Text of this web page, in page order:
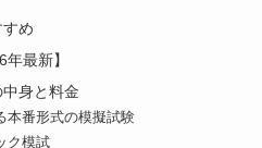
め
最新】
身と料金
本番形式の模擬試験
ク模試